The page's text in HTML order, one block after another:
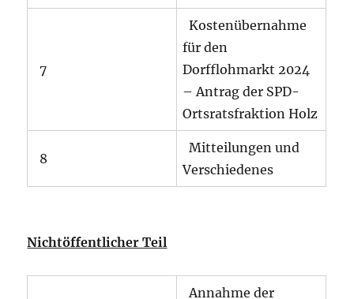
7
Kostenübernahme
für den
Dorfflohmarkt 2024
– Antrag der SPD-
Ortsratsfraktion Holz
8
Mitteilungen und
Verschiedenes
Nichtöffentlicher Teil
Annahme der